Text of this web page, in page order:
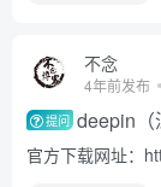
不念
4年前发布
提问 deepin（
官方下载网址：